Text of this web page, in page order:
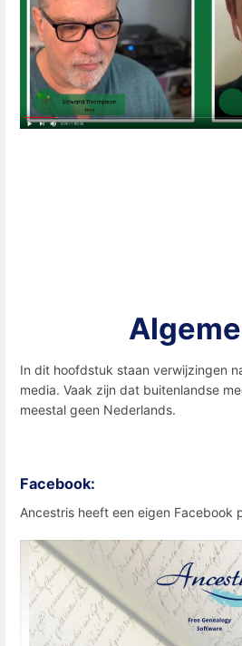
In dit hoofdstuk staan verwijzingen
media. Vaak zijn dat buitenlandse
meestal geen Nederlands.
Facebook:
Ancestris heeft een eigen Facebook